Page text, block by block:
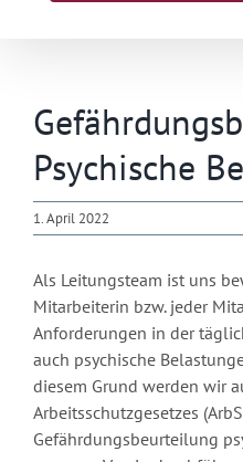
Psychische
1. April 2022
Als Leitungsteam ist uns
Mitarbeiterin bzw. jeder
Anforderungen in der
auch psychische
diesem Grund werden wir
Arbeitsschutzgesetzes
Gefährdungsbeurteilung